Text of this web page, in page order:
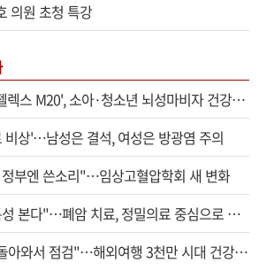
의원 초청 특강
M20', 소아·청소년 뇌성마비자 건강보험 확대 적용
비상'…남성은 결석, 여성은 방광염 주의
부엔 쓴소리"…임상고혈압학회 새 변화
본다"…폐암 치료, 정밀의료 중심으로 진화
와서 점검"…해외여행 3천만 시대 건강관리법